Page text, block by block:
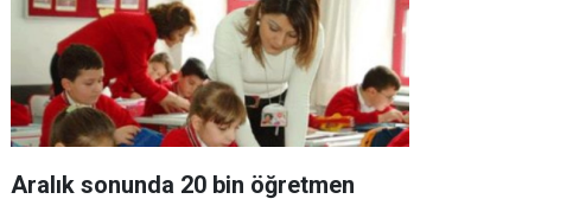
Aralık sonunda 20 bin öğretmen